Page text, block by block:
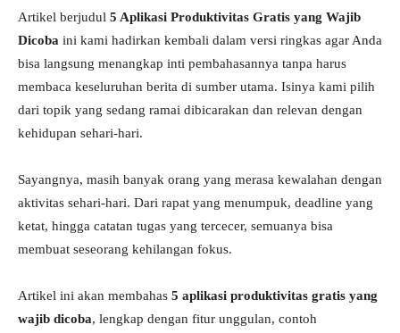
Artikel berjudul 5 Aplikasi Produktivitas Gratis yang Wajib
Dicoba ini kami hadirkan kembali dalam versi ringkas agar Anda
bisa langsung menangkap inti pembahasannya tanpa harus
membaca keseluruhan berita di sumber utama. Isinya kami pilih
dari topik yang sedang ramai dibicarakan dan relevan dengan
kehidupan sehari-hari.
Sayangnya, masih banyak orang yang merasa kewalahan dengan
aktivitas sehari-hari. Dari rapat yang menumpuk, deadline yang
ketat, hingga catatan tugas yang tercecer, semuanya bisa
membuat seseorang kehilangan fokus.
Artikel ini akan membahas 5 aplikasi produktivitas gratis yang
wajib dicoba, lengkap dengan fitur unggulan, contoh